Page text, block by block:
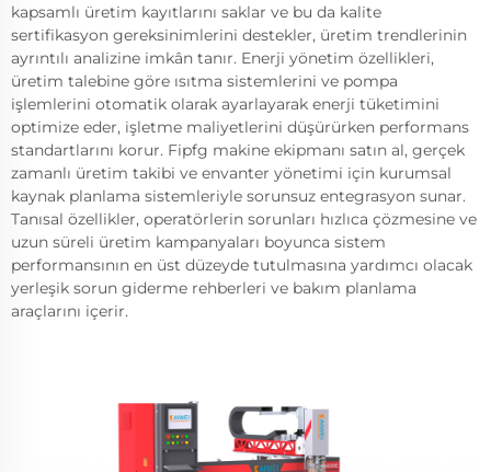
kapsamlı üretim kayıtlarını saklar ve bu da kalite
sertifikasyon gereksinimlerini destekler, üretim trendlerinin
ayrıntılı analizine imkân tanır. Enerji yönetim özellikleri,
üretim talebine göre ısıtma sistemlerini ve pompa
işlemlerini otomatik olarak ayarlayarak enerji tüketimini
optimize eder, işletme maliyetlerini düşürürken performans
standartlarını korur. Fipfg makine ekipmanı satın al, gerçek
zamanlı üretim takibi ve envanter yönetimi için kurumsal
kaynak planlama sistemleriyle sorunsuz entegrasyon sunar.
Tanısal özellikler, operatörlerin sorunları hızlıca çözmesine ve
uzun süreli üretim kampanyaları boyunca sistem
performansının en üst düzeyde tutulmasına yardımcı olacak
yerleşik sorun giderme rehberleri ve bakım planlama
araçlarını içerir.